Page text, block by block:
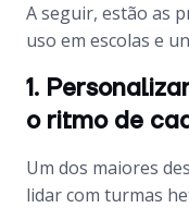
A seguir, estão as
uso em escolas e
1.
o ritmo de
Um dos maiores
lidar com turmas